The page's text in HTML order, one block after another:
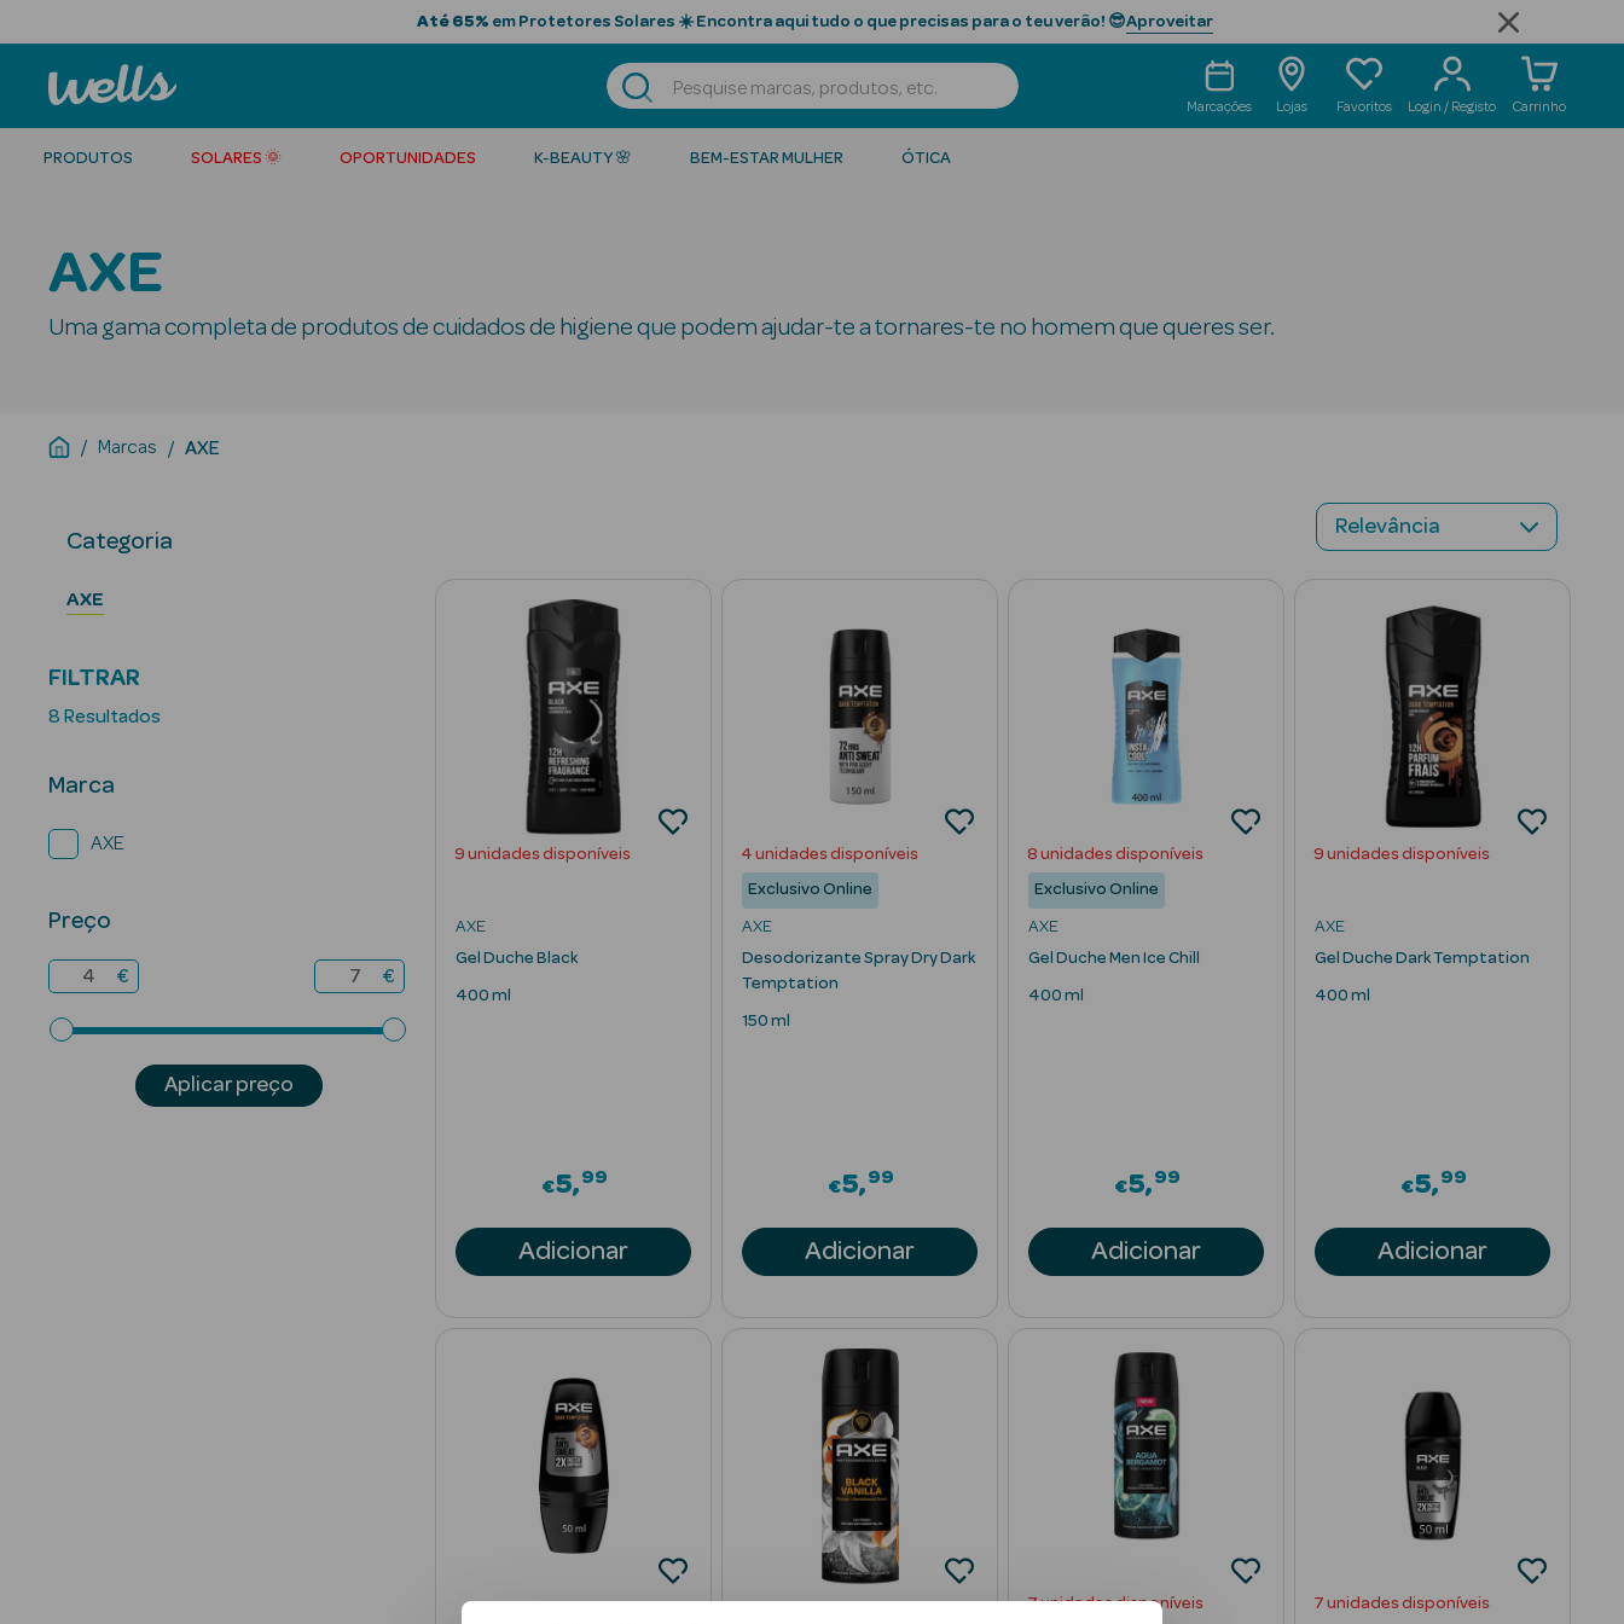
Até 65% em Protetores Solares ☀️ Encontra aqui tudo o que precisas para o teu verão! 😎Aproveitar
Marcações Lojas Favoritos Login / Registo Carrinho
PRODUTOS SOLARES 🌞 OPORTUNIDADES K-BEAUTY 🌸 BEM-ESTAR MULHER ÓTICA
AXE
Uma gama completa de produtos de cuidados de higiene que podem ajudar-te a tornares-te no homem que queres ser.
Marcas AXE
Categoria
AXE
FILTRAR
8 Resultados
Marca
AXE
Preço
€ €
Aplicar preço
9 unidades disponíveis
AXE
Gel Duche Black
400 ml
€5 99
Adicionar
4 unidades disponíveis
Exclusivo Online
AXE
Desodorizante Spray Dry Dark
Temptation
150 ml
€5 99
Adicionar
8 unidades disponíveis
Exclusivo Online
AXE
Gel Duche Men Ice Chill
400 ml
€5 99
Adicionar
9 unidades disponíveis
AXE
Gel Duche Dark Temptation
400 ml
€5 99
Adicionar
7 unidades disponíveis 7 unidades disponíveis